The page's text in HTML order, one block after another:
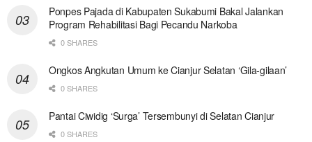
Ponpes Pajada di Kabupaten Sukabumi Bakal Jalankan
Program Rehabilitasi Bagi Pecandu Narkoba
0 SHARES
Ongkos Angkutan Umum ke Cianjur Selatan ‘Gila-gilaan’
0 SHARES
Pantai Ciwidig ‘Surga’ Tersembunyi di Selatan Cianjur
0 SHARES